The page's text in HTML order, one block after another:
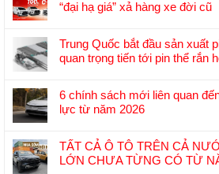
“đại hạ giá” xả hàng xe đời cũ
có
bình
luận
Thị
trường
Việt
Nam
Trung Quốc bắt đầu sản xuất
quan trọng tiến tới pin thể rắn
có
bình
luận
Trung
Quốc
6 chính sách mới liên quan
lực từ năm 2026
có
bình
TẤT CẢ Ô TÔ TRÊN CẢ
LỚN CHƯA TỪNG CÓ TỪ